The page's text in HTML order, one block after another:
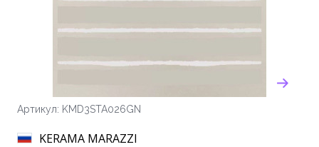
Артикул: KMD3STA026GN
KERAMA MARAZZI